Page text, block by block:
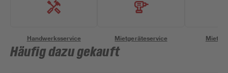
Handwerksservice Mietgeräteservice
Häufig dazu gekauft